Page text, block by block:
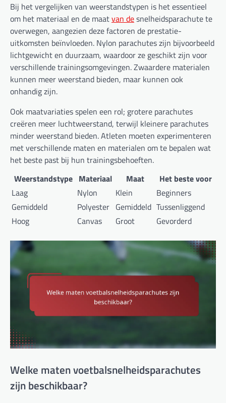
Bij het vergelijken van weerstandstypen is het essentieel
om het materiaal en de maatvan desnelheidsparachute te
overwegen, aangezien deze factoren de prestatie-
uitkomsten beïnvloeden. Nylon parachutes zijn bijvoorbeeld
lichtgewicht en duurzaam, waardoor ze geschikt zijn voor
verschillende trainingsomgevingen. Zwaardere materialen
kunnen meer weerstand bieden, maar kunnen ook
onhandig zijn.
Ook maatvariaties spelen een rol; grotere parachutes
creëren meer luchtweerstand, terwijl kleinere parachutes
minder weerstand bieden. Atleten moeten experimenteren
met verschillende maten en materialen om te bepalen wat
het beste past bij hun trainingsbehoeften.
Weerstandstype Materiaal Maat
Het beste voor
Laag
Nylon Klein
Beginners
Gemiddeld
Polyester Gemiddeld Tussenliggend
Hoog
Canvas Groot Gevorderd
Welke maten voetbalsnelheidsparachutes
zijn beschikbaar?